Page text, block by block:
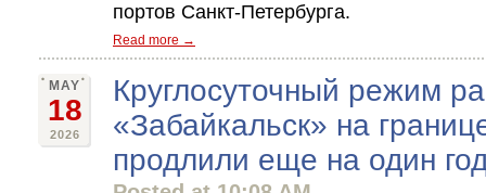
портов Санкт-Петербурга.
Read more →
MAY
18
2026
Круглосуточный режим
«Забайкальск» на
продлили еще на один